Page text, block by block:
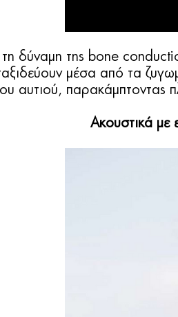
δύναμη της bone
μέσα από τα
αυτιού, παρακάμπτοντας
Ακουστικά με